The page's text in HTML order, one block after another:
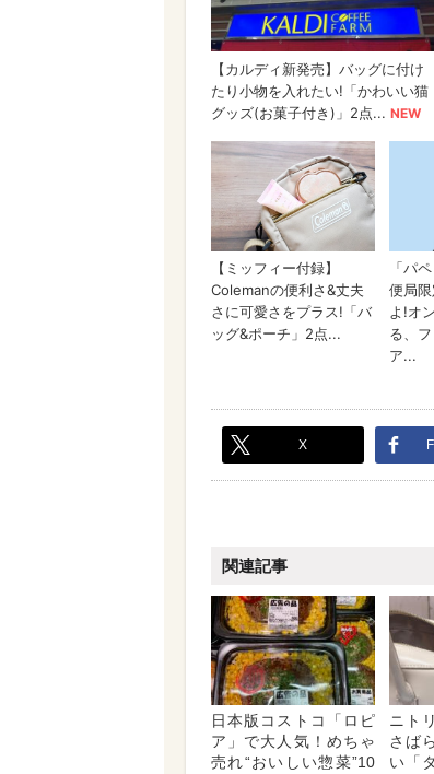
X
関連記事
日本版コストコ「ロピ
ア」で大人気！めちゃ
売れ“おいしい惣菜”10
ニト
さば
い「